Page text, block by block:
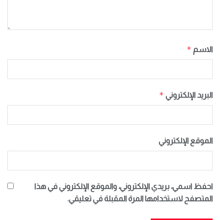
الاسم *
البريد الإلكتروني *
الموقع الإلكتروني
احفظ اسمي، بريدي الإلكتروني، والموقع الإلكتروني في هذا
المتصفح لاستخدامها المرة المقبلة في تعليقي.